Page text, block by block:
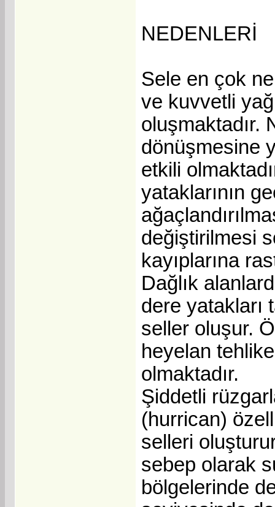
NEDENLERİ
Sele en çok
ve kuvvetli
oluşmaktadır.
dönüşmesine
etkili
yataklarının
değiştirilmesi
kayıplarına
Dağlık
dere yatakları
seller oluşur.
heyelan
olmaktadır.
Şiddetli
(hurrican)
selleri
sebep olarak
bölgelerinde